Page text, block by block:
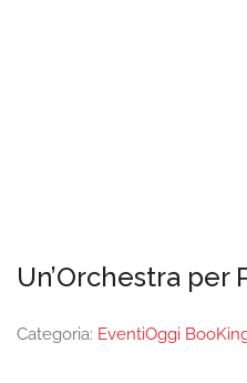
Un’Orchestra per
Categoria: EventiOggi